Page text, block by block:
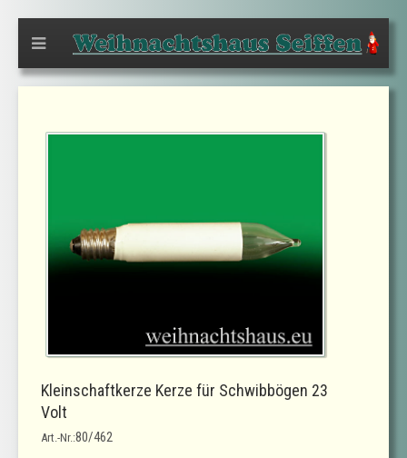
Kleinschaftkerze Kerze für Schwibbögen 23
Volt
Art.-Nr.:80/462